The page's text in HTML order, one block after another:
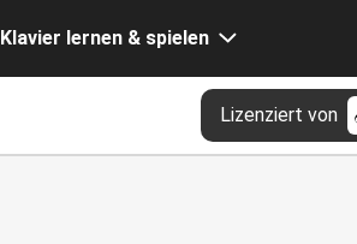
Klavier lernen & spielen
Lizenziert von